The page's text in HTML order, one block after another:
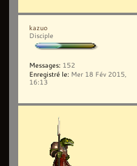
kazuo
Disciple
Messages: 152
Enregistré le: Mer 18 Fév 2015,
16:13